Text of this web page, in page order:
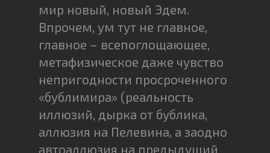
мир новый, новый Эдем.
Впрочем, ум тут не главное,
главное – всепоглощающее,
метафизическое даже чувство
непригодности просроченного
«бублимира» (реальность
иллюзий, дырка от бублика,
аллюзия на Пелевина, а заодно
автоаллюзия на предыдущий